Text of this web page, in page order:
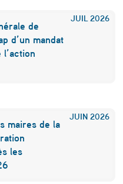
JUIL 2026
de
d’un mandat
JUIN 2026
maires de la
les